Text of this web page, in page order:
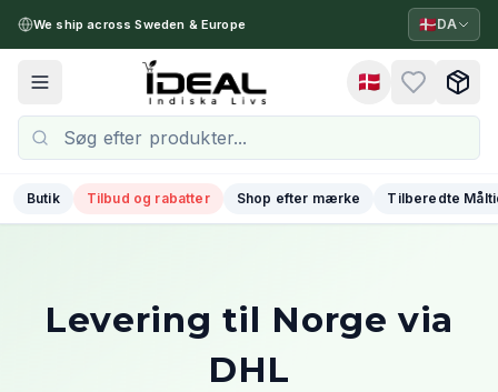
We ship across Sweden & Europe 🇩🇰DA
Toggle menu 🇩🇰
Butik Tilbud og rabatter Shop efter mærke Tilberedte
Levering til Norge via
DHL